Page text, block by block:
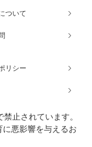
ついて
リシー
止されています。
悪影響を与えるお